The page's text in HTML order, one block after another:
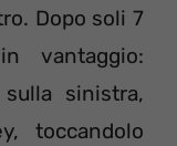
Dopo soli 7
vantaggio:
sinistra,
toccandolo